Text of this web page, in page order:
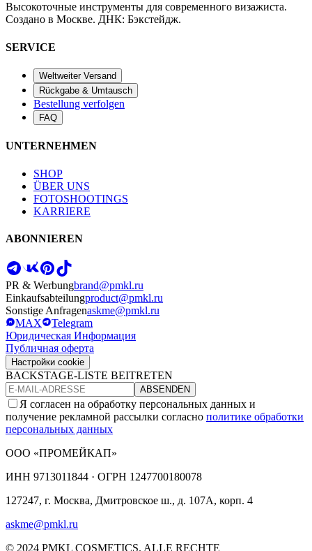
Высокоточные инструменты для современного визажиста.
Создано в Москве. ДНК: Бэкстейдж.
SERVICE
Weltweiter Versand
Rückgabe & Umtausch
Bestellung verfolgen
FAQ
UNTERNEHMEN
SHOP
ÜBER UNS
FOTOSHOOTINGS
KARRIERE
ABONNIEREN
PR & Werbungbrand@pmkl.ru
Einkaufsabteilungproduct@pmkl.ru
Sonstige Anfragenaskme@pmkl.ru
MAX
Telegram
Юридическая Информация
Публичная оферта
Настройки cookie
BACKSTAGE-LISTE BEITRETEN
ABSENDEN
Я согласен на обработку персональных данных и
получение рекламной рассылки согласно политике обработки
персональных данных
ООО «ПРОМЕЙКАП»
ИНН 9713011844 · ОГРН 1247700180078
127247, г. Москва, Дмитровское ш., д. 107А, корп. 4
askme@pmkl.ru
© 2024 PMKL COSMETICS. ALLE RECHTE